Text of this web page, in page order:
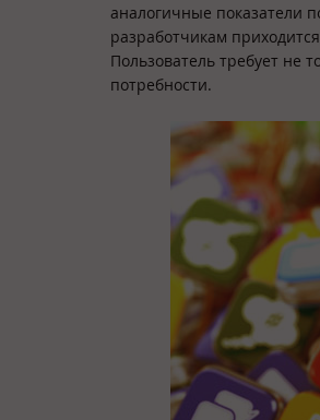
аналогичные показатели
разработчикам
Пользователь требует не
потребности.